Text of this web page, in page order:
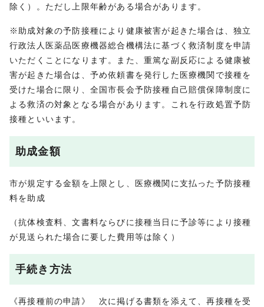
除く）。ただし上限年齢がある場合があります。
※助成対象の予防接種により健康被害が起きた場合は、独立
行政法人医薬品医療機器総合機構法に基づく救済制度を申請
いただくことになります。また、重篤な副反応による健康被
害が起きた場合は、予め依頼書を発行した医療機関で接種を
受けた場合に限り、全国市長会予防接種自己賠償保障制度に
よる救済の対象となる場合があります。これを行政処置予防
接種といいます。
助成金額
市が規定する金額を上限とし、医療機関に支払った予防接種
料を助成
（抗体検査料、文書料ならびに接種当日に予診等により接種
が見送られた場合に要した費用等は除く）
手続き方法
《再接種前の申請》 次に掲げる書類を添えて、再接種を受